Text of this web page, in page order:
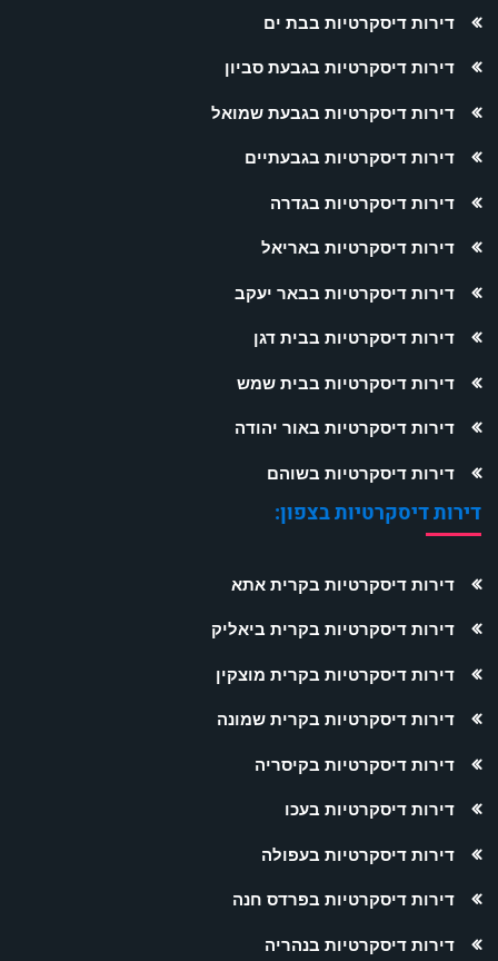
דירות דיסקרטיות בבת ים
דירות דיסקרטיות בגבעת סביון
דירות דיסקרטיות בגבעת שמואל
דירות דיסקרטיות בגבעתיים
דירות דיסקרטיות בגדרה
דירות דיסקרטיות באריאל
דירות דיסקרטיות בבאר יעקב
דירות דיסקרטיות בבית דגן
דירות דיסקרטיות בבית שמש
דירות דיסקרטיות באור יהודה
דירות דיסקרטיות בשוהם
דירות דיסקרטיות בצפון:
דירות דיסקרטיות בקרית אתא
דירות דיסקרטיות בקרית ביאליק
דירות דיסקרטיות בקרית מוצקין
דירות דיסקרטיות בקרית שמונה
דירות דיסקרטיות בקיסריה
דירות דיסקרטיות בעכו
דירות דיסקרטיות בעפולה
דירות דיסקרטיות בפרדס חנה
דירות דיסקרטיות בנהריה